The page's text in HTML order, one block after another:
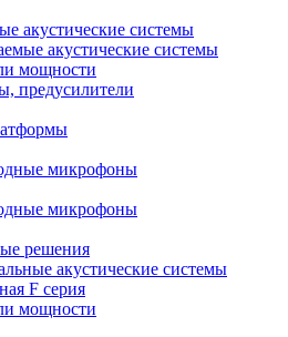
акустические системы
акустические системы
мощности
предусилители
микрофоны
микрофоны
решения
акустические системы
F серия
мощности